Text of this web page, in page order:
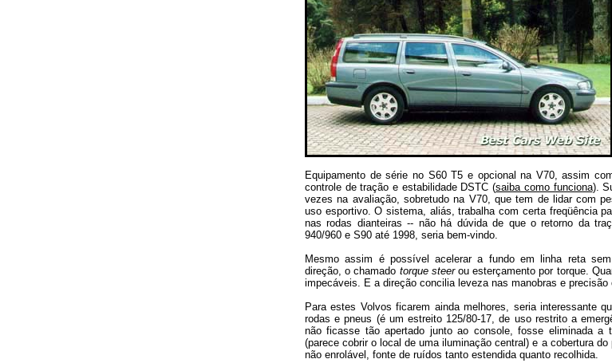
Equipamento de série no S60 T5 e opcional na V70, assim
controle de tração e estabilidade DSTC (saiba como funciona).
vezes na avaliação, sobretudo na V70, que tem de lidar com
uso esportivo. O sistema, aliás, trabalha com certa freqüência
nas rodas dianteiras -- não há dúvida de que o retorno da
940/960 e S90 até 1998, seria bem-vindo.
Mesmo assim é possível acelerar a fundo em linha reta
direção, o chamado torque steerou esterçamento por torque.
impecáveis. E a direção concilia leveza nas manobras e precisão
Para estes Volvos ficarem ainda melhores, seria interessante
rodas e pneus (é um estreito 125/80-17, de uso restrito a
não ficasse tão apertado junto ao console, fosse eliminada a
(parece cobrir o local de uma iluminação central) e a cobertura
não enrolável, fonte de ruídos tanto estendida quanto recolhida.